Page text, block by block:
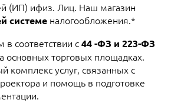
(ИП) ифиз. Лиц. Наш магазин
системе налогообложения.*
соответствии с44 -ФЗ и 223-ФЗ
основных торговых площадках.
комплекс услуг, связанных с
и помощь в подготовке